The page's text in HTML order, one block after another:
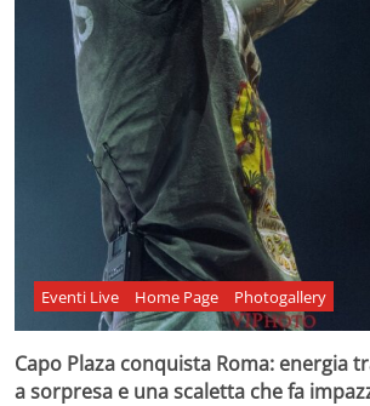
Eventi Live Home Page Photogallery
Capo Plaza conquista Roma: energia
a sorpresa e una scaletta che fa